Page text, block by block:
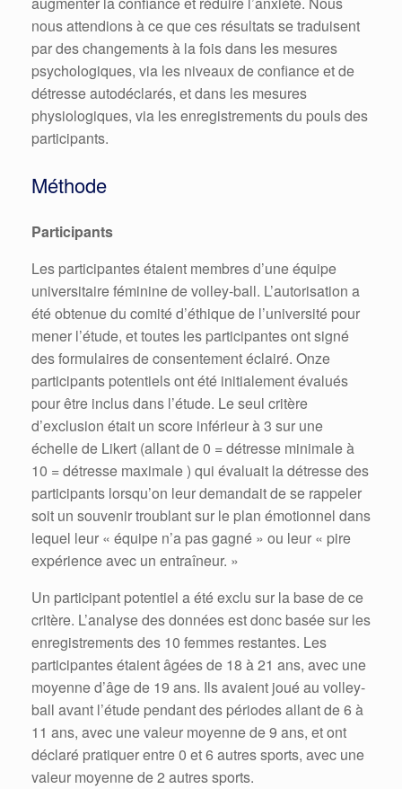
nous attendions à ce que ces résultats se traduisent
par des changements à la fois dans les mesures
psychologiques, via les niveaux de confiance et de
détresse autodéclarés, et dans les mesures
physiologiques, via les enregistrements du pouls des
participants.
Méthode
Participants
Les participantes étaient membres d’une équipe
universitaire féminine de volley-ball. L’autorisation a
été obtenue du comité d’éthique de l’université pour
mener l’étude, et toutes les participantes ont signé
des formulaires de consentement éclairé. Onze
participants potentiels ont été initialement évalués
pour être inclus dans l’étude. Le seul critère
d’exclusion était un score inférieur à 3 sur une
échelle de Likert (allant de 0 = détresse minimale à
10 = détresse maximale ) qui évaluait la détresse des
participants lorsqu’on leur demandait de se rappeler
soit un souvenir troublant sur le plan émotionnel dans
lequel leur « équipe n’a pas gagné » ou leur « pire
expérience avec un entraîneur. »
Un participant potentiel a été exclu sur la base de ce
critère. L’analyse des données est donc basée sur les
enregistrements des 10 femmes restantes. Les
participantes étaient âgées de 18 à 21 ans, avec une
moyenne d’âge de 19 ans. Ils avaient joué au volley-
ball avant l’étude pendant des périodes allant de 6 à
11 ans, avec une valeur moyenne de 9 ans, et ont
déclaré pratiquer entre 0 et 6 autres sports, avec une
valeur moyenne de 2 autres sports.